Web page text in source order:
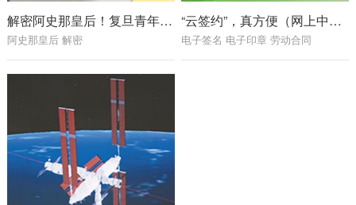
解密阿史那皇后！复旦青年科学家破译全球首例古突厥皇室基因组
阿史那皇后 解密
“云签约”，真方便（网上中国）
电子签名 电子印章 劳动合同